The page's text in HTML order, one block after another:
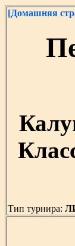
[Домашняя
Тип турнира: